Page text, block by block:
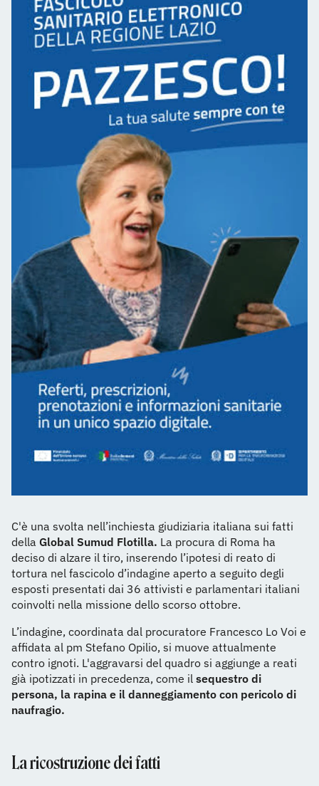
C'è una svolta nell’inchiesta giudiziaria italiana sui fatti
della Global Sumud Flotilla. La procura di Roma ha
deciso di alzare il tiro, inserendo l’ipotesi di reato di
tortura nel fascicolo d’indagine aperto a seguito degli
esposti presentati dai 36 attivisti e parlamentari italiani
coinvolti nella missione dello scorso ottobre.
L’indagine, coordinata dal procuratore Francesco Lo Voi e
affidata al pm Stefano Opilio, si muove attualmente
contro ignoti. L'aggravarsi del quadro si aggiunge a reati
già ipotizzati in precedenza, come il sequestro di
persona, la rapina e il danneggiamento con pericolo di
naufragio.
La ricostruzione dei fatti